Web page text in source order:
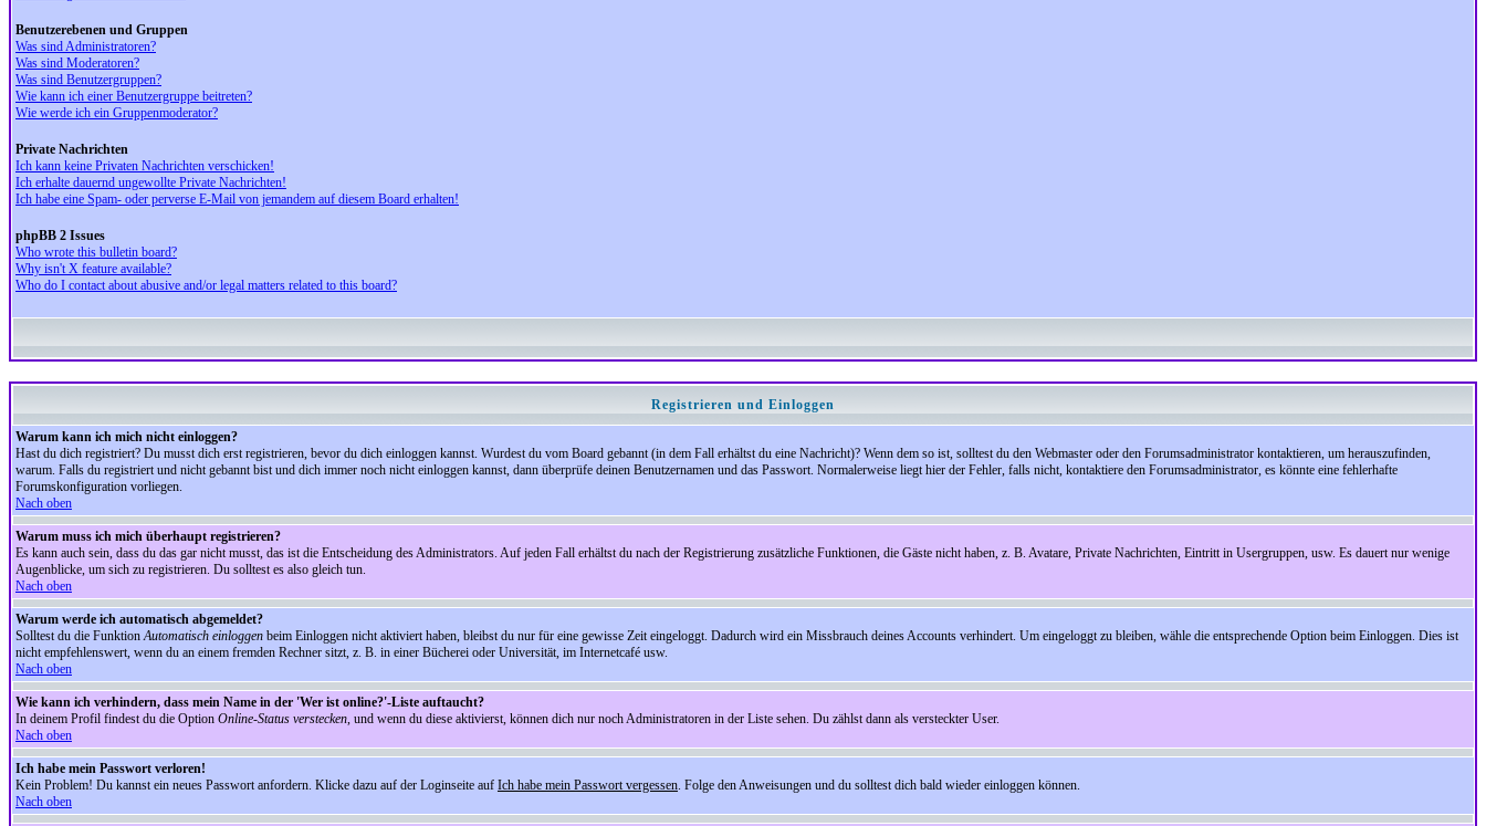
Benutzerebenen und Gruppen
Was sind Administratoren?
Was sind Moderatoren?
Was sind Benutzergruppen?
Wie kann ich einer Benutzergruppe beitreten?
Wie werde ich ein Gruppenmoderator?
Private Nachrichten
Ich kann keine Privaten Nachrichten verschicken!
Ich erhalte dauernd ungewollte Private Nachrichten!
Ich habe eine Spam- oder perverse E-Mail von jemandem auf diesem Board erhalten!
phpBB 2 Issues
Who wrote this bulletin board?
Why isn't X feature available?
Who do I contact about abusive and/or legal matters related to this board?
Registrieren und Einloggen
Warum kann ich mich nicht einloggen?
Hast du dich registriert? Du musst dich erst registrieren, bevor du dich einloggen kannst. Wurdest du vom Board gebannt (in dem Fall erhältst du eine Nachricht)? Wenn dem so ist, solltest du den Webmaster oder den Forumsadministrator kontaktieren, um herauszufinden,
warum. Falls du registriert und nicht gebannt bist und dich immer noch nicht einloggen kannst, dann überprüfe deinen Benutzernamen und das Passwort. Normalerweise liegt hier der Fehler, falls nicht, kontaktiere den Forumsadministrator, es könnte eine fehlerhafte
Forumskonfiguration vorliegen.
Nach oben
Warum muss ich mich überhaupt registrieren?
Es kann auch sein, dass du das gar nicht musst, das ist die Entscheidung des Administrators. Auf jeden Fall erhältst du nach der Registrierung zusätzliche Funktionen, die Gäste nicht haben, z. B. Avatare, Private Nachrichten, Eintritt in Usergruppen, usw. Es dauert nur wenige
Augenblicke, um sich zu registrieren. Du solltest es also gleich tun.
Nach oben
Warum werde ich automatisch abgemeldet?
Solltest du die FunktionAutomatisch einloggen beim Einloggen nicht aktiviert haben, bleibst du nur für eine gewisse Zeit eingeloggt. Dadurch wird ein Missbrauch deines Accounts verhindert. Um eingeloggt zu bleiben, wähle die entsprechende Option beim Einloggen. Dies ist
nicht empfehlenswert, wenn du an einem fremden Rechner sitzt, z. B. in einer Bücherei oder Universität, im Internetcafé usw.
Nach oben
Wie kann ich verhindern, dass mein Name in der 'Wer ist online?'-Liste auftaucht?
In deinem Profil findest du die Option Online-Status verstecken, und wenn du diese aktivierst, können dich nur noch Administratoren in der Liste sehen. Du zählst dann als versteckter User.
Nach oben
Ich habe mein Passwort verloren!
Kein Problem! Du kannst ein neues Passwort anfordern. Klicke dazu auf der Loginseite auf Ich habe mein Passwort vergessen. Folge den Anweisungen und du solltest dich bald wieder einloggen können.
Nach oben